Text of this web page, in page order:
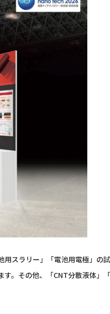
スラリー」「電池用電極」の
。その他、「CNT分散液体」